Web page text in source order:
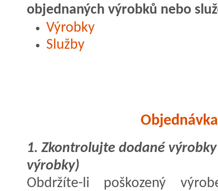
objednaných výrobků nebo
Výrobky
Služby
1. Zkontrolujte dodané výrobky
výrobky)
Obdržíte-li poškozený